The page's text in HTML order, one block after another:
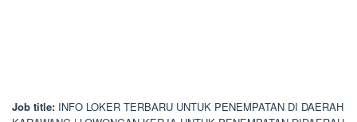
Job title: INFO LOKER TERBARU UNTUK PENEMPATAN DI DAERAH